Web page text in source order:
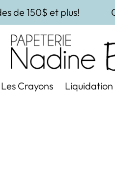
de 150$ et plus!
Les Crayons Liquidation